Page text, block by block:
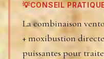
💡CONSEIL
La combinaison
+ moxibustion
puissantes pour